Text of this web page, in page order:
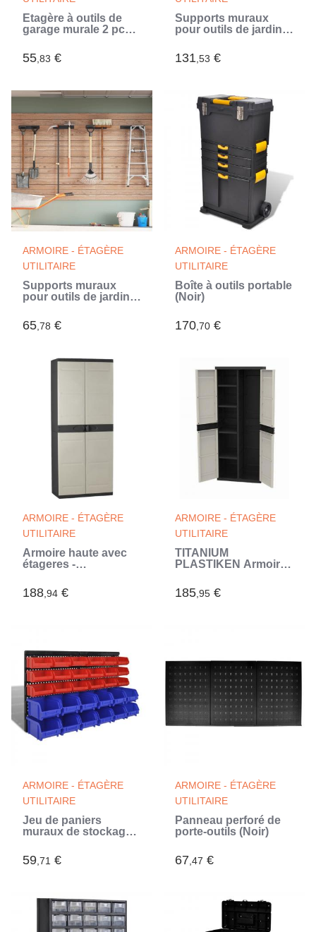
Étagère à outils de
garage murale 2 pcs
55,83 €
Supports muraux
pour outils de jardin 8
131,53 €
ARMOIRE - ÉTAGÈRE
UTILITAIRE
Supports muraux
pour outils de jardin 4
65,78 €
ARMOIRE - ÉTAGÈRE
UTILITAIRE
Boîte à outils portable
(Noir)
170,70 €
ARMOIRE - ÉTAGÈRE
UTILITAIRE
Armoire haute avec
étageres -
Titanium - 70 x 44 x
176 cm - Beige et Noir
188,94 €
ARMOIRE - ÉTAGÈRE
UTILITAIRE
TITANIUM
PLASTIKEN Armoire
étageres et penderie
l70 x p44 x h176 cm
185,95 €
ARMOIRE - ÉTAGÈRE
UTILITAIRE
Jeu de paniers
muraux de stockage
et rouge
59,71 €
ARMOIRE - ÉTAGÈRE
UTILITAIRE
Panneau perforé de
porte-outils (Noir)
67,47 €